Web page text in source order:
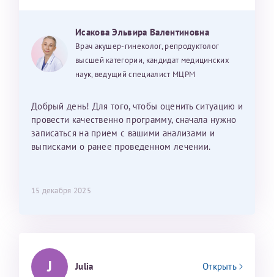
Исакова Эльвира Валентиновна
Врач акушер-гинеколог, репродуктолог
высшей категории, кандидат медицинских
наук, ведущий специалист МЦРМ
Добрый день! Для того, чтобы оценить ситуацию и
провести качественно программу, сначала нужно
записаться на прием с вашими анализами и
выписками о ранее проведенном лечении.
15 декабря 2025
J Julia Открыть